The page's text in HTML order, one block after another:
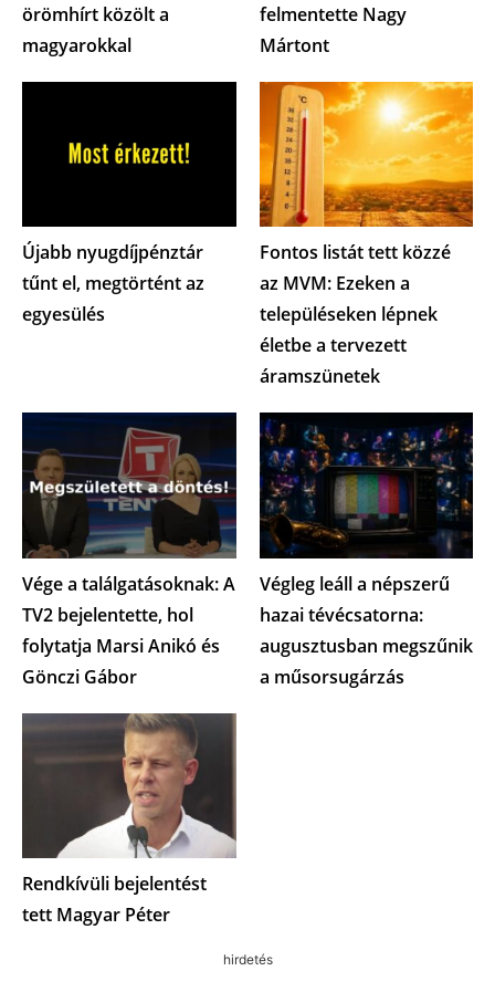
örömhírt közölt a
magyarokkal
felmentette Nagy
Mártont
Újabb nyugdíjpénztár
tűnt el, megtörtént az
egyesülés
Fontos listát tett közzé
az MVM: Ezeken a
településeken lépnek
életbe a tervezett
áramszünetek
Vége a találgatásoknak: A
TV2 bejelentette, hol
folytatja Marsi Anikó és
Gönczi Gábor
Végleg leáll a népszerű
hazai tévécsatorna:
augusztusban megszűnik
a műsorsugárzás
Rendkívüli bejelentést
tett Magyar Péter
hirdetés